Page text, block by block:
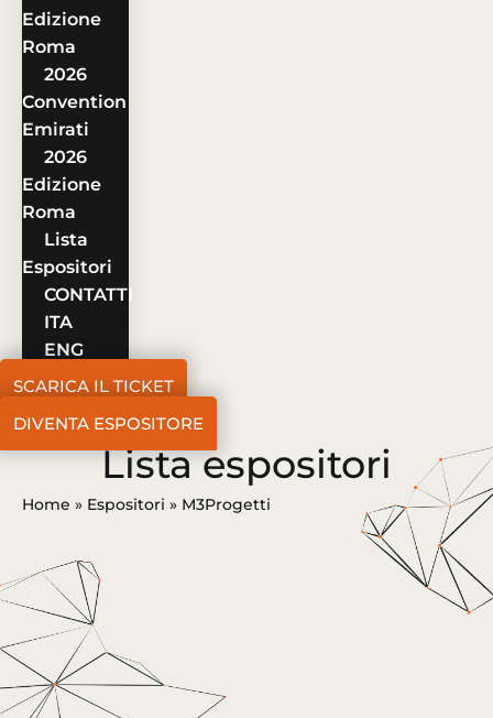
Edizione
Roma
2026
Convention
Emirati
2026
Edizione
Roma
Lista
Espositori
CONTATTI
ITA
ENG
SCARICA IL TICKET
DIVENTA ESPOSITORE
Lista espositori
Home » Espositori » M3Progetti